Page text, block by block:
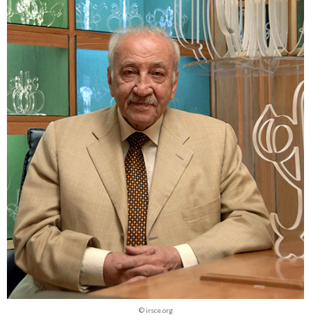
© irsce.org